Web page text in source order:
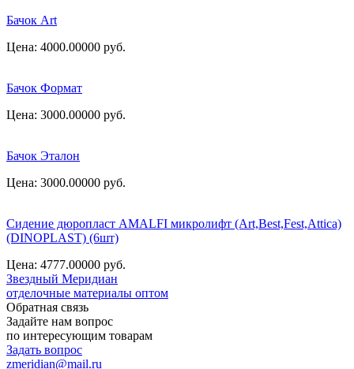
Бачок Аrt
Цена: 4000.00000 руб.
Бачок Формат
Цена: 3000.00000 руб.
Бачок Эталон
Цена: 3000.00000 руб.
Сидение дюропласт AMALFI микролифт (Art,Best,Fest,Аttica)
(DINOPLAST) (6шт)
Цена: 4777.00000 руб.
Звездный Меридиан
отделочные материалы оптом
Обратная связь
Задайте нам вопрос
по интересующим товарам
Задать вопрос
zmeridian@mail.ru